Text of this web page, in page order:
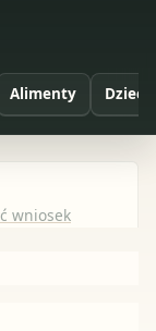
Alimenty Dzieci
wniosek